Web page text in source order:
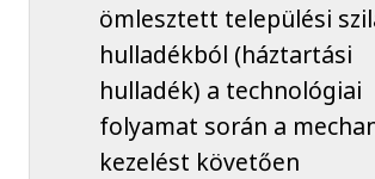
ömlesztett települési
hulladékból (háztartási
hulladék) a technológiai
folyamat során a
kezelést követően